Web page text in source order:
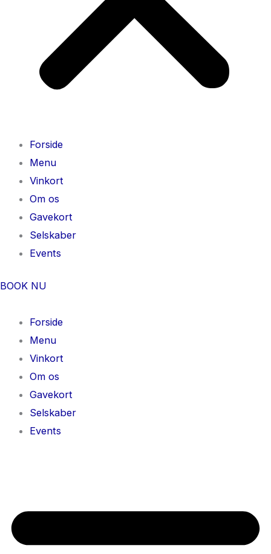
Forside
Menu
Vinkort
Om os
Gavekort
Selskaber
Events
BOOK NU
Forside
Menu
Vinkort
Om os
Gavekort
Selskaber
Events